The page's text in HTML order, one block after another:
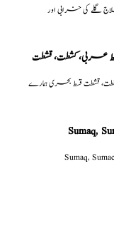
گلے کی خرابی اور
عربی، كشطت، قشطت
قشطت قسط بحری ہمارے